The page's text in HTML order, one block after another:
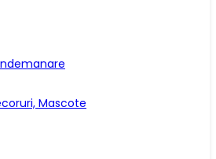
Mascote